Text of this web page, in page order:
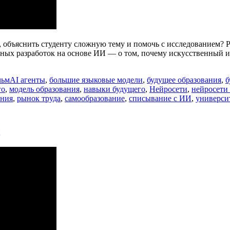
объяснить студенту сложную тему и помочь с
разработок на основе ИИ — о том, почему искусственный
Метки
AI агенты, большие языковые модели, будущее образования,
, модель образования, навыки будущего, Нейросети, нейросети
, рынок труда, самообразование, списывание с ИИ,